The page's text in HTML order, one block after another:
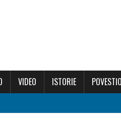
VIDEO ISTORIE